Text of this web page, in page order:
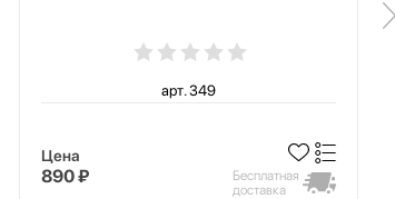
арт. 349
Цена
890 ₽
Бесплатная
доставка